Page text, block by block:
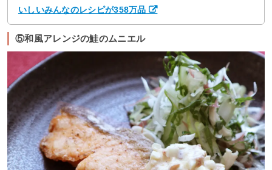
いしいみんなのレシピが358万品
⑤和風アレンジの鮭のムニエル